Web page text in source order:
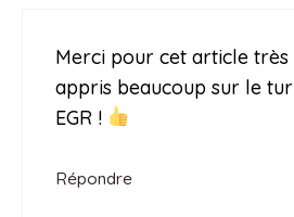
Merci pour cet article très
appris beaucoup sur le
EGR !
Répondre